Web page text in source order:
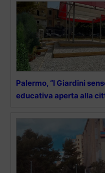
Palermo, “I Giardini
educativa aperta alla